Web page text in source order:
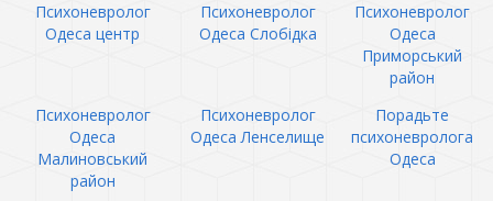
Психоневролог
Одеса центр
Психоневролог
Одеса Слобідка
Психоневролог
Одеса
Приморський
район
Психоневролог
Одеса
Малиновський
район
Психоневролог
Одеса Ленселище
Порадьте
психоневролога
Одеса